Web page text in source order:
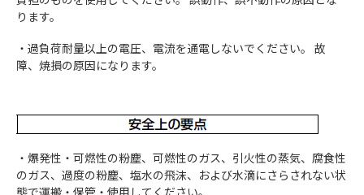
ります。
・過負荷耐量以上の電圧、電流を通電しないでください。 故
障、焼損の原因になります。
・爆発性・可燃性の粉塵、可燃性のガス、引火性の蒸気、腐食性
のガス、過度の粉塵、塩水の飛沫、および水滴にさらされない状